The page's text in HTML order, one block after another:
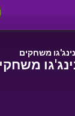
נינג'גו משחקים